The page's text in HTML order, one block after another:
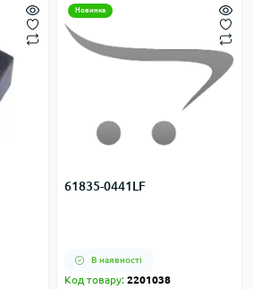
Новинка
61835-0441LF
В наявності
Код товару: 2201038